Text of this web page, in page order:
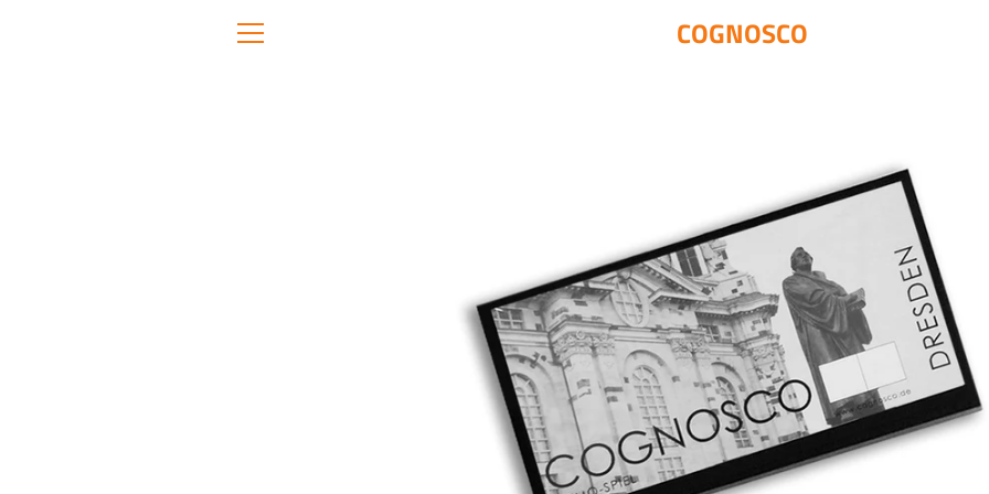
COGNOSCO